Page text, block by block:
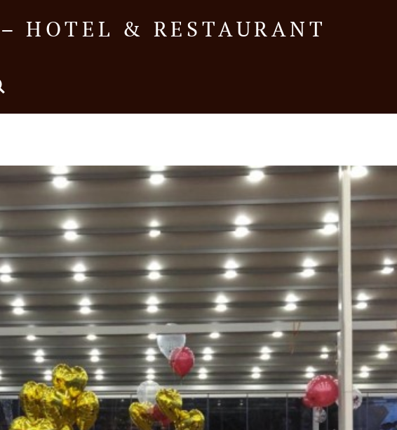
HOTEL & RESTAURANT